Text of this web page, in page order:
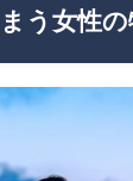
う女性の